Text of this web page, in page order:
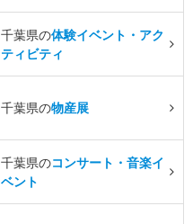
千葉県の体験イベント・アク
ティビティ
千葉県の物産展
千葉県のコンサート・音楽イ
ベント